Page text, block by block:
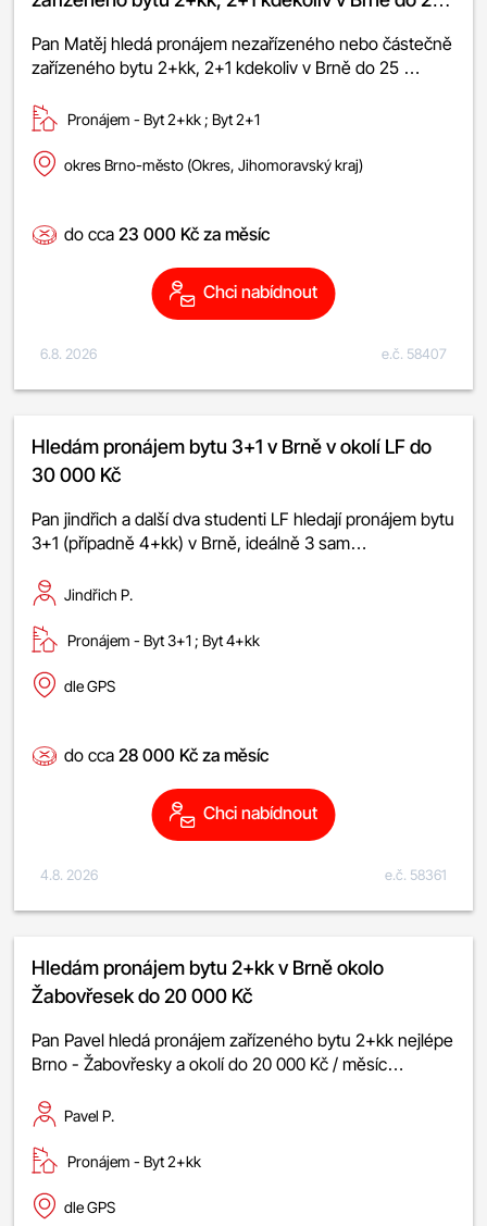
Pan Matěj hledá pronájem nezařízeného nebo částečně
zařízeného bytu 2+kk, 2+1 kdekoliv v Brně do 25 …
Pronájem - byt 2+kk ; byt 2+1
okres Brno-město (Okres, Jihomoravský kraj)
do cca23 000 Kč za měsíc
Chci nabídnout
6.8. 2026 e.č. 58407
Hledám pronájem bytu 3+1 v Brně v okolí LF do
30 000 Kč
Pan jindřich a další dva studenti LF hledají pronájem bytu
3+1 (případně 4+kk) v Brně, ideálně 3 sam…
Jindřich P.
Pronájem - byt 3+1 ; byt 4+kk
dle GPS
do cca28 000 Kč za měsíc
Chci nabídnout
4.8. 2026 e.č. 58361
Hledám pronájem bytu 2+kk v Brně okolo
Žabovřesek do 20 000 Kč
Pan Pavel hledá pronájem zařízeného bytu 2+kk nejlépe
Brno - Žabovřesky a okolí do 20 000 Kč / měsíc…
Pavel P.
Pronájem - byt 2+kk
dle GPS